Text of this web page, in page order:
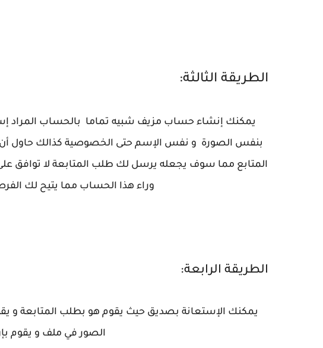
الطريقة الثالثة:
يمكنك إنشاء حساب مزيف شبيه تماما بالحساب المراد
بنفس الصورة و نفس الإسم حتى الخصوصية كذالك حاول
المتابع مما سوف يجعله يرسل لك طلب المتابعة لا توافق
وراء هذا الحساب مما يتيح لك
الطريقة الرابعة:
الصور في ملف و يقوم